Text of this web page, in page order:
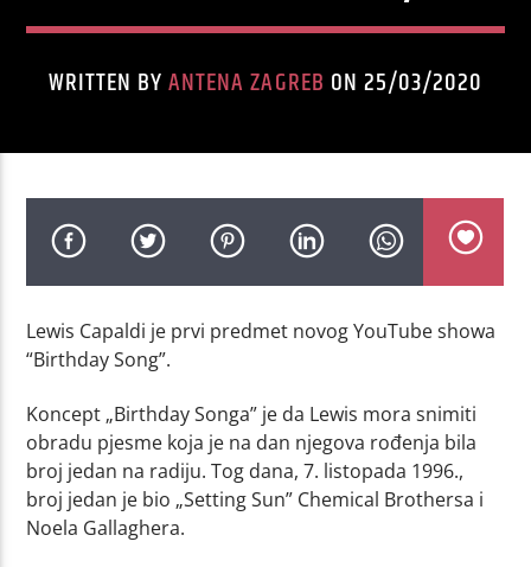
WRITTEN BYANTENA ZAGREB ON 25/03/2020
Lewis Capaldi je prvi predmet novog YouTube showa
“Birthday Song”.
Koncept „Birthday Songa” je da Lewis mora snimiti
obradu pjesme koja je na dan njegova rođenja bila
broj jedan na radiju. Tog dana, 7. listopada 1996.,
broj jedan je bio „Setting Sun” Chemical Brothersa i
Noela Gallaghera.